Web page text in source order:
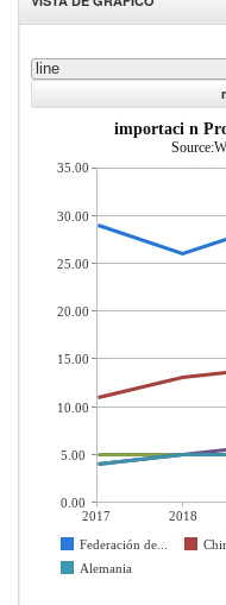
line
importaci n
2017 2018
Federación de...
Alemania
35.00
30.00
25.00
20.00
15.00
10.00
5.00
0.00